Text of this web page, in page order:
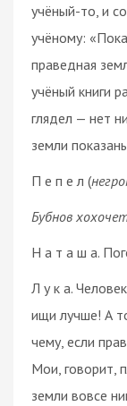
учёный-то, и
учёному:
праведная
учёный книги
глядел — нет
земли
П е п е л (
Бубнов
Н а т а ш а.
Л у к а.
ищи лучше! А
чему, если
Мои, говорит,
земли вовсе